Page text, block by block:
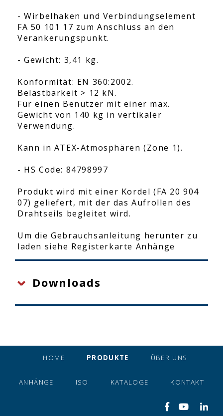
- Wirbelhaken und Verbindungselement
FA 50 101 17 zum Anschluss an den
Verankerungspunkt.
- Gewicht: 3,41 kg.
Konformität: EN 360:2002.
Belastbarkeit > 12 kN.
Für einen Benutzer mit einer max.
Gewicht von 140 kg in vertikaler
Verwendung.
Kann in ATEX-Atmosphären (Zone 1).
- HS Code: 84798997
Produkt wird mit einer Kordel (FA 20 904
07) geliefert, mit der das Aufrollen des
Drahtseils begleitet wird.
Um die Gebrauchsanleitung herunter zu
laden siehe Registerkarte Anhänge
Downloads
HOME PRODUKTE ÜBER UNS
ANHÄNGE ISO KATALOGE KONTAKT